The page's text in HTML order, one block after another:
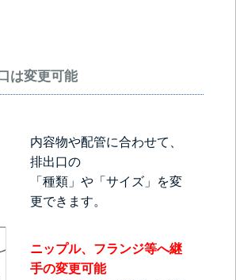
は変更可能
内容物や配管に合わせて、
排出口の
「種類」や「サイズ」を変
更できます。
ニップル、フランジ等へ継
手の変更可能